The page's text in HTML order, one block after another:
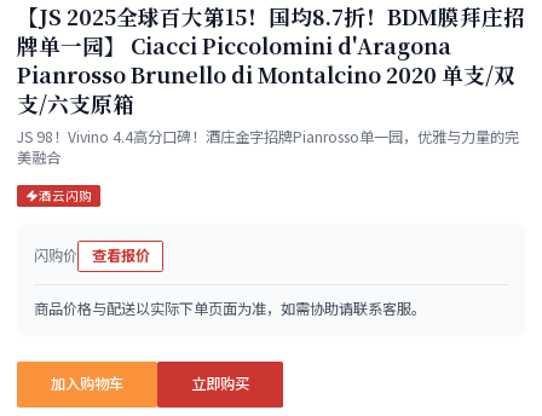
【JS 2025全球百大第15！国均8.7折！BDM膜拜庄招
牌单一园】 Ciacci Piccolomini d'Aragona
Pianrosso Brunello di Montalcino 2020 单支/双
支/六支原箱
JS 98！Vivino 4.4高分口碑！酒庄金字招牌Pianrosso单一园，优雅与力量的完
美融合
酒云闪购
闪购价 查看报价
商品价格与配送以实际下单页面为准，如需协助请联系客服。
加入购物车 立即购买